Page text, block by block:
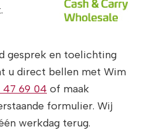
gesprek en toelichting
u direct bellen met Wim
47 69 04 of maak
formulier. Wij
werkdag terug.